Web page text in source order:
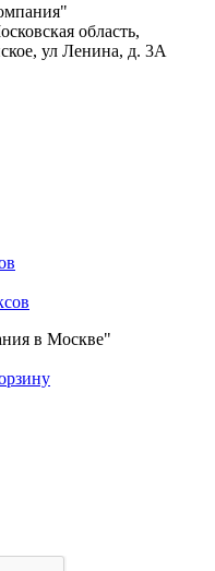
область,
ул Ленина, д. 3А
в Москве"